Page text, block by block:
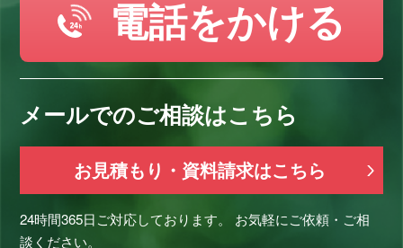
電話をかける
メールでのご相談はこちら
お見積もり・資料請求はこちら
24時間365日ご対応しております。
お気軽にご依頼・ご相
談ください。